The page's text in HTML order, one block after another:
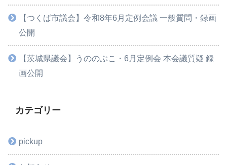
【つくば市議会】令和8年6月定例会議 一般質問・録画
公開
【茨城県議会】うののぶこ・6月定例会 本会議質疑 録
画公開
カテゴリー
pickup